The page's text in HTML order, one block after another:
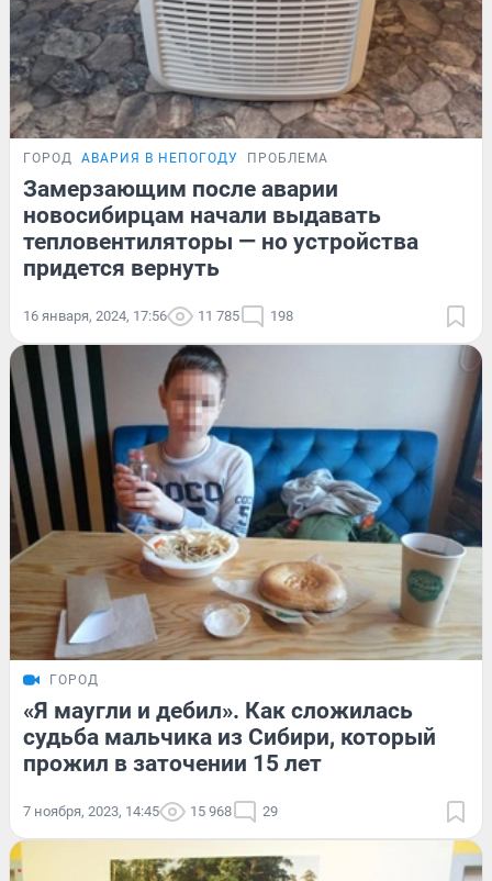
ГОРОД АВАРИЯ В НЕПОГОДУ ПРОБЛЕМА
Замерзающим после аварии
новосибирцам начали выдавать
тепловентиляторы — но устройства
придется вернуть
16 января, 2024, 17:56 11 785 198
ГОРОД
«Я маугли и дебил». Как сложилась
судьба мальчика из Сибири, который
прожил в заточении 15 лет
7 ноября, 2023, 14:45 15 968 29